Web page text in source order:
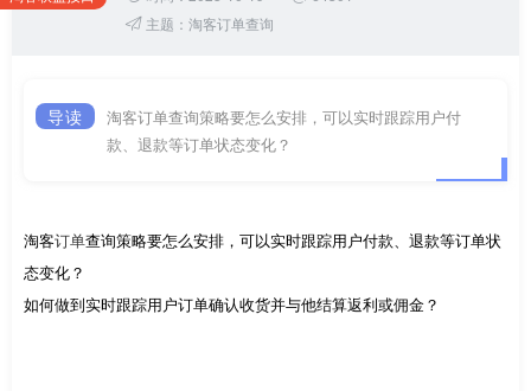
主题： 淘客订单查询
导读
淘客订单查询策略要怎么安排，可以实时跟踪用户付
款、退款等订单状态变化？
淘客订单查询策略要怎么安排，可以实时跟踪用户付款、退款等订单状
态变化？
如何做到实时跟踪用户订单确认收货并与他结算返利或佣金？